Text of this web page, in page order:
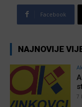
Facebook
NAJNOVIJE
7